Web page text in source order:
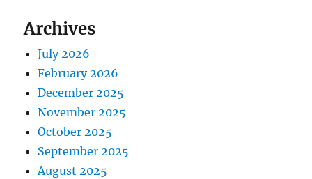
Archives
July 2026
February 2026
December 2025
November 2025
October 2025
September 2025
August 2025